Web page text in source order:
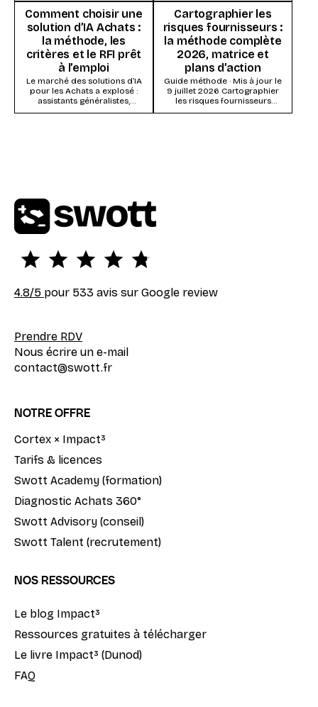
artificielle. Ce qui s’impose,
ce...
dans la...
Comment choisir une
solution d’IA Achats :
la méthode, les
critères et le RFI prêt
à l’emploi
Le marché des solutions d’IA
pour les Achats a explosé :
assistants généralistes,
modules IA des suites Source-
Cartographier les
risques fournisseurs :
la méthode complète
2026, matrice et
plans d’action
Guide méthode · Mis à jour le
9 juillet 2026 Cartographier
les risques fournisseurs
consiste à évaluer chaque
4.8/5 pour 533 avis sur Google review
Prendre RDV
Nous écrire un e-mail
contact@swott.fr
NOTRE OFFRE
Cortex × Impact³
Tarifs & licences
Swott Academy (formation)
Diagnostic Achats 360°
Swott Advisory (conseil)
Swott Talent (recrutement)
NOS RESSOURCES
Le blog Impact³
Ressources gratuites à télécharger
Le livre Impact³ (Dunod)
FAQ